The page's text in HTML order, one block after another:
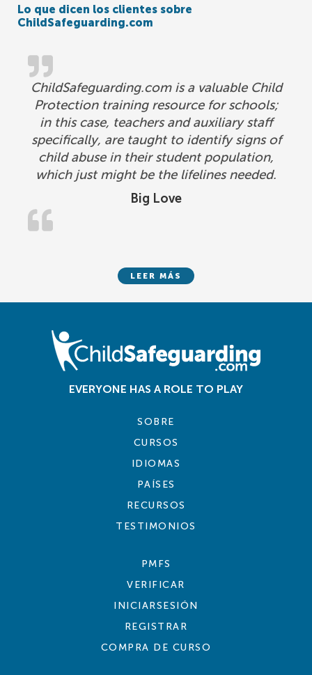
Lo que dicen los clientes sobre
ChildSafeguarding.com
Big Love
ChildSafeguarding.com is a valuable Child
Protection training resource for schools;
in this case, teachers and auxiliary staff
specifically, are taught to identify signs of
child abuse in their student population,
which just might be the lifelines needed.
LEER MÁS
EVERYONE HAS A ROLE TO PLAY
SOBRE
CURSOS
IDIOMAS
PAÍSES
RECURSOS
TESTIMONIOS
PMFS
VERIFICAR
INICIARSESIÓN
REGISTRAR
COMPRA DE CURSO